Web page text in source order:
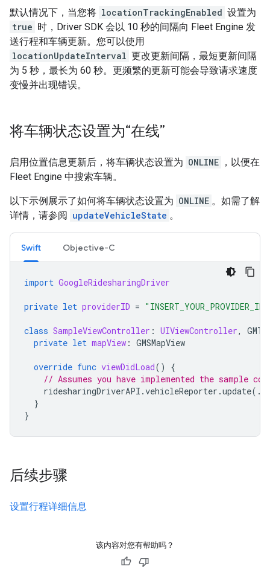
默认情况下，当您将 locationTrackingEnabled 设置为
true 时，Driver SDK 会以 10 秒的间隔向 Fleet Engine 发
送行程和车辆更新。您可以使用
locationUpdateInterval 更改更新间隔，最短更新间隔
为 5 秒，最长为 60 秒。更频繁的更新可能会导致请求速度
变慢并出现错误。
将车辆状态设置为“在线”
启用位置信息更新后，将车辆状态设置为 ONLINE ，以便在
Fleet Engine 中搜索车辆。
以下示例展示了如何将车辆状态设置为 ONLINE 。如需了解
详情，请参阅 updateVehicleState 。
Swift Objective-C
import GoogleRidesharingDriver
private let providerID = "INSERT_YOUR_PROVIDER_ID"
class SampleViewController : UIViewController,
private let mapView : GMSMapView
override func viewDidLoad()
{
// Assumes you have implemented the sample
ridesharingDriverAPI .vehicleReporter .update(.
}
}
后续步骤
设置行程详细信息
该内容对您有帮助吗？